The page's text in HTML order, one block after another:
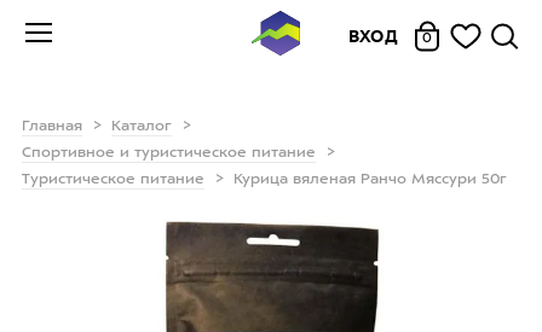
ВХОД 0
Главная
Каталог
Спортивное и туристическое питание
Туристическое питание
Курица вяленая Ранчо Мяссури 50г